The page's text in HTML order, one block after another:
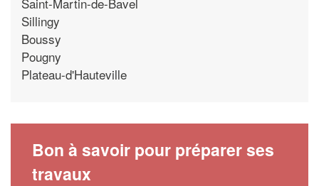
Sillingy
Boussy
Pougny
Plateau-d'Hauteville
Bon à savoir pour préparer ses
travaux